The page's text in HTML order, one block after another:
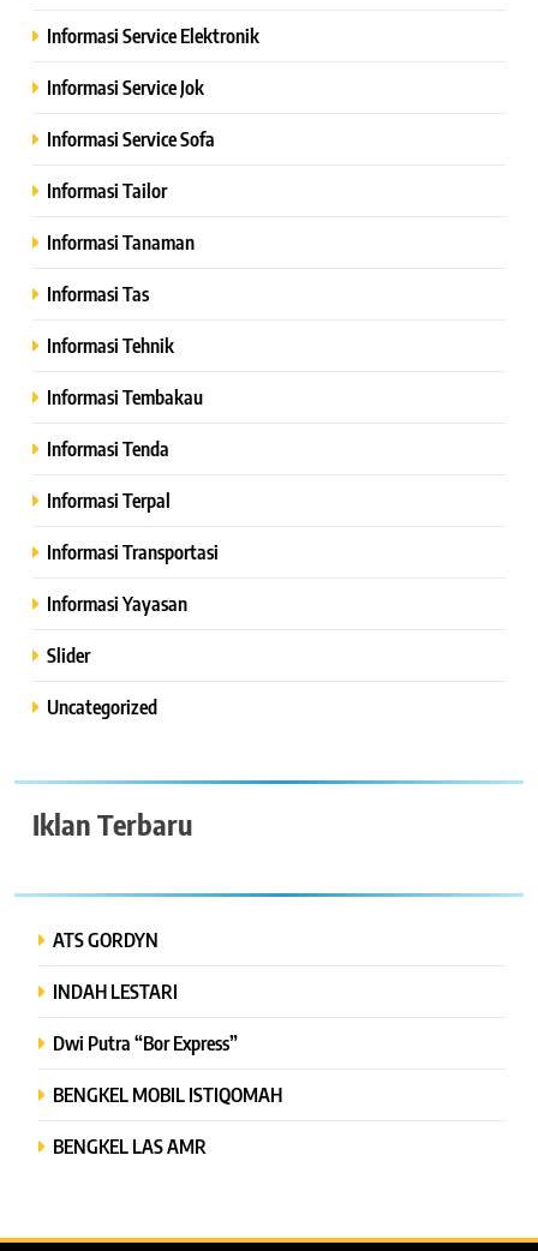
Informasi Service Elektronik
Informasi Service Jok
Informasi Service Sofa
Informasi Tailor
Informasi Tanaman
Informasi Tas
Informasi Tehnik
Informasi Tembakau
Informasi Tenda
Informasi Terpal
Informasi Transportasi
Informasi Yayasan
Slider
Uncategorized
Iklan Terbaru
ATS GORDYN
INDAH LESTARI
Dwi Putra “Bor Express”
BENGKEL MOBIL ISTIQOMAH
BENGKEL LAS AMR